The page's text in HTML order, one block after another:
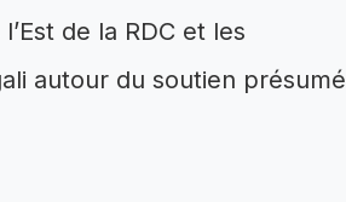
de la RDC et les
autour du soutien présumé